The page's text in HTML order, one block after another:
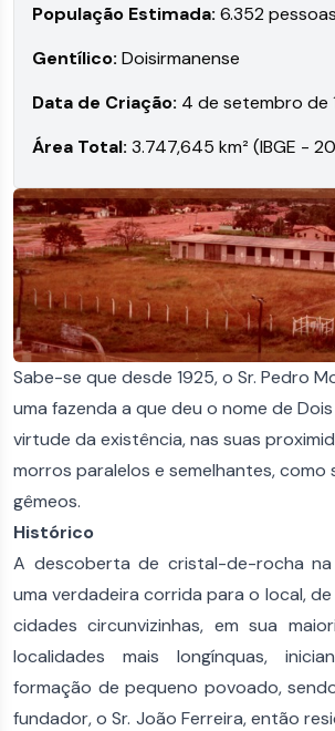
População Estimada: 6.352
Gentílico: Doisirmanense
Data de Criação: 4 de setembro de
Área Total: 3.747,645 km² (IBGE -
Sabe-se que desde 1925, o Sr. Pedro
uma fazenda a que deu o nome de Dois
virtude da existência, nas suas
morros paralelos e semelhantes, como
gêmeos.
Histórico
A descoberta de cristal-de-rocha na
uma verdadeira corrida para o local,
cidades circunvizinhas, em sua
localidades mais longínquas,
formação de pequeno povoado,
fundador, o Sr. João Ferreira, então